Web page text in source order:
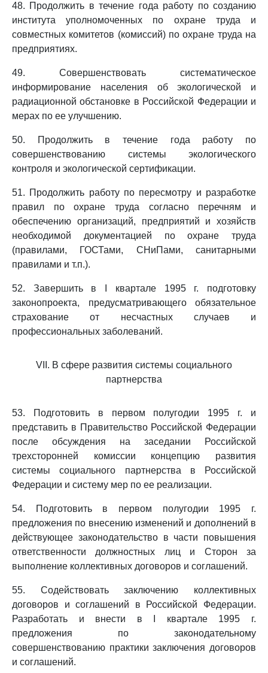
48. Продолжить в течение года работу по созданию
института уполномоченных по охране труда и
совместных комитетов (комиссий) по охране труда на
предприятиях.
49. Совершенствовать систематическое
информирование населения об экологической и
радиационной обстановке в Российской Федерации и
мерах по ее улучшению.
50. Продолжить в течение года работу по
совершенствованию системы экологического
контроля и экологической сертификации.
51. Продолжить работу по пересмотру и разработке
правил по охране труда согласно перечням и
обеспечению организаций, предприятий и хозяйств
необходимой документацией по охране труда
(правилами, ГОСТами, СНиПами, санитарными
правилами и т.п.).
52. Завершить в I квартале 1995 г. подготовку
законопроекта, предусматривающего обязательное
страхование от несчастных случаев и
профессиональных заболеваний.
VII. В сфере развития системы социального
партнерства
53. Подготовить в первом полугодии 1995 г. и
представить в Правительство Российской Федерации
после обсуждения на заседании Российской
трехсторонней комиссии концепцию развития
системы социального партнерства в Российской
Федерации и систему мер по ее реализации.
54. Подготовить в первом полугодии 1995 г.
предложения по внесению изменений и дополнений в
действующее законодательство в части повышения
ответственности должностных лиц и Сторон за
выполнение коллективных договоров и соглашений.
55. Содействовать заключению коллективных
договоров и соглашений в Российской Федерации.
Разработать и внести в I квартале 1995 г.
предложения по законодательному
совершенствованию практики заключения договоров
и соглашений.